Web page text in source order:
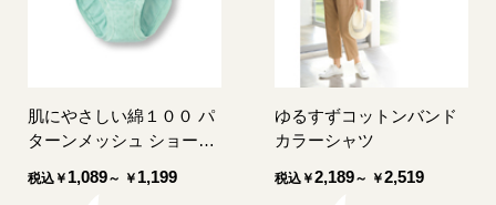
肌にやさしい綿１００ パ
ターンメッシュ ショーツ
税込 ￥ 1,089～ ￥ 1,199
ゆるすずコットンバンド
カラーシャツ
税込￥2,189～ ￥2,519